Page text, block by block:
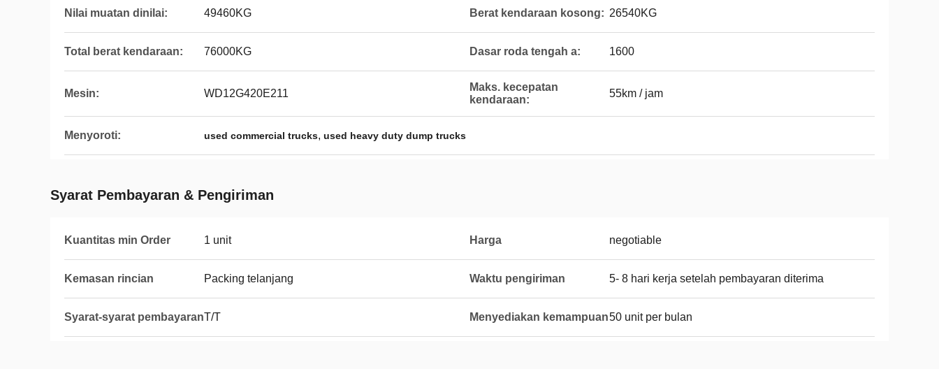
Nilai muatan dinilai: 49460KG Berat kendaraan kosong: 26540KG
Total berat kendaraan: 76000KG Dasar roda tengah a: 1600
Mesin: WD12G420E211
Maks. kecepatan
kendaraan:
55km / jam
Menyoroti: used commercial trucks, used heavy duty dump trucks
Syarat Pembayaran & Pengiriman
Kuantitas min Order 1 unit Harga negotiable
Kemasan rincian Packing telanjang Waktu pengiriman 5- 8 hari kerja setelah pembayaran diterima
Syarat-syarat pembayaranT/T Menyediakan kemampuan50 unit per bulan